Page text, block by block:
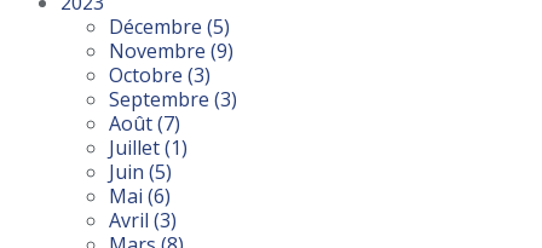
Décembre (5)
Novembre (9)
Octobre (3)
Septembre (3)
Août(7)
Juillet(1)
Juin (5)
Mai (6)
Avril (3)